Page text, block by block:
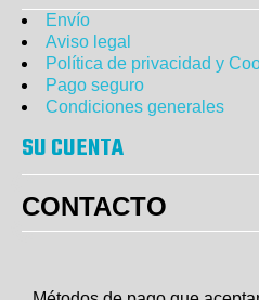
Envío
Aviso legal
Política de privacidad y
Pago seguro
Condiciones generales
SU CUENTA
CONTACTO